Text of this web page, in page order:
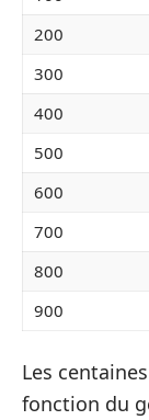
200
300
400
500
600
700
800
900
Les
fonction du